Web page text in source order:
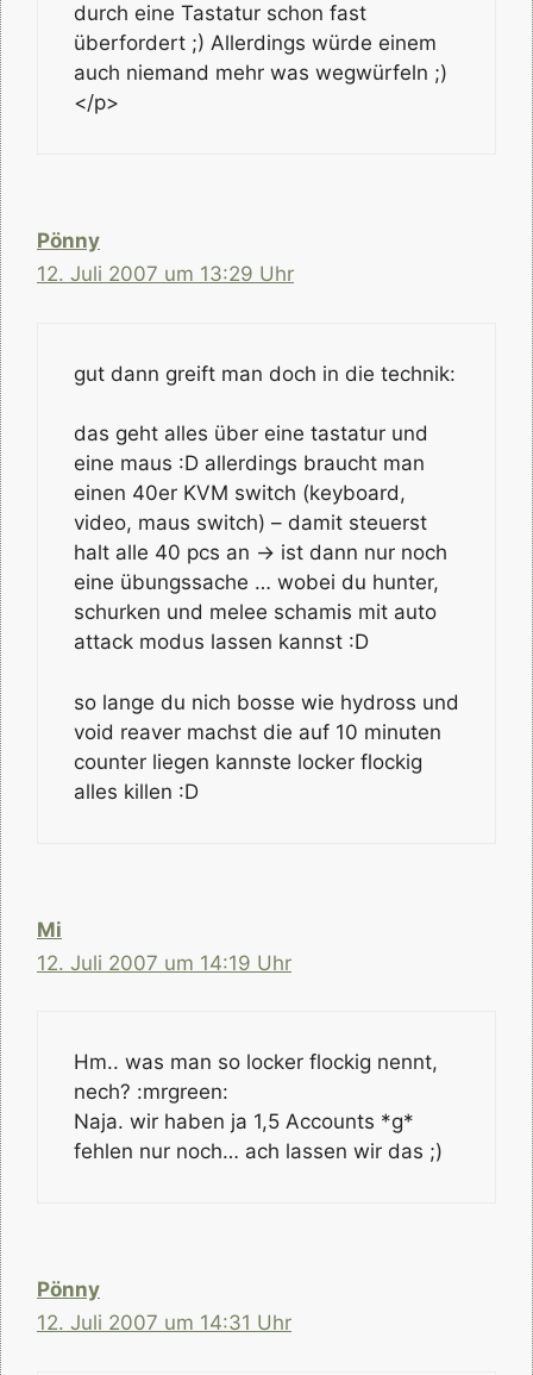
durch eine Tastatur schon fast
überfordert ;) Allerdings würde einem
auch niemand mehr was wegwürfeln ;)
</p>
Pönny
12. Juli 2007 um 13:29 Uhr
gut dann greift man doch in die technik:
das geht alles über eine tastatur und
eine maus :D allerdings braucht man
einen 40er KVM switch (keyboard,
video, maus switch) – damit steuerst
halt alle 40 pcs an -> ist dann nur noch
eine übungssache … wobei du hunter,
schurken und melee schamis mit auto
attack modus lassen kannst :D
so lange du nich bosse wie hydross und
void reaver machst die auf 10 minuten
counter liegen kannste locker flockig
alles killen :D
Mi
12. Juli 2007 um 14:19 Uhr
Hm.. was man so locker flockig nennt,
nech? :mrgreen:
Naja. wir haben ja 1,5 Accounts *g*
fehlen nur noch… ach lassen wir das ;)
Pönny
12. Juli 2007 um 14:31 Uhr